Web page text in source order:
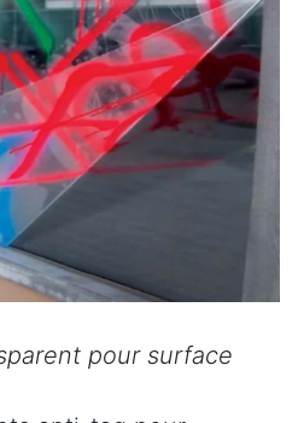
pour surface